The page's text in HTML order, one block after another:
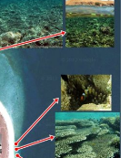
Bucket List?
itu sederhana
lebih terkoneksi